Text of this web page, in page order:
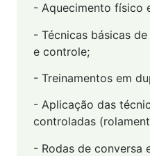
- Aquecimento físico
- Técnicas básicas
e controle;
- Treinamentos em
- Aplicação das
controladas
- Rodas de conversa